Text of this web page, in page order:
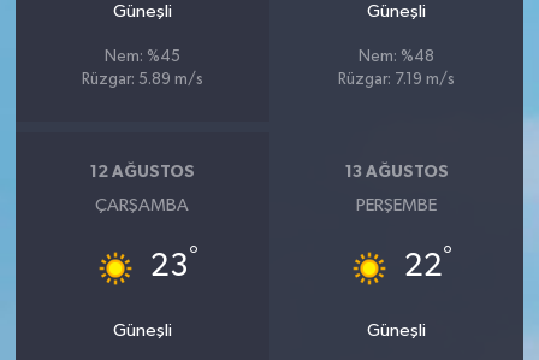
Güneşli
Nem: %45
Rüzgar: 5.89 m/s
Güneşli
Nem: %48
Rüzgar: 7.19 m/s
12 AĞUSTOS
ÇARŞAMBA
23°
Güneşli
13 AĞUSTOS
PERŞEMBE
22°
Güneşli